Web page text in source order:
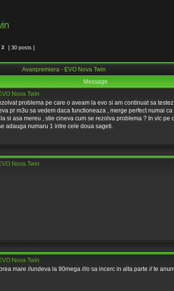
2 [ 30 posts ]
Avanpremiera - EVO Nova Twin
Message
Nova Twin
problema pe care o aveam la evo si am continuat sa
pr m3u sa vedem daca functioneaza , merge perfect numai
si asa mereu , stie cineva cum se rezolva problema ? In vlc pe
adauga numaru 1 intre cele doua sageti.
Nova Twin
Nova Twin
mare //undeva la 90mega ///o sa incerc in alta parte // te